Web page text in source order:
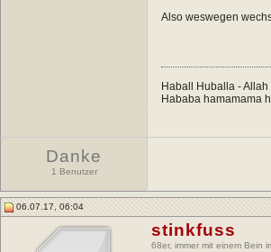
Also weswegen
Haball Huballa - Allah
Hababa hamamama
Danke
1 Benutzer
06.07.17, 06:04
stinkfuss
68er, immer mit einem Bein